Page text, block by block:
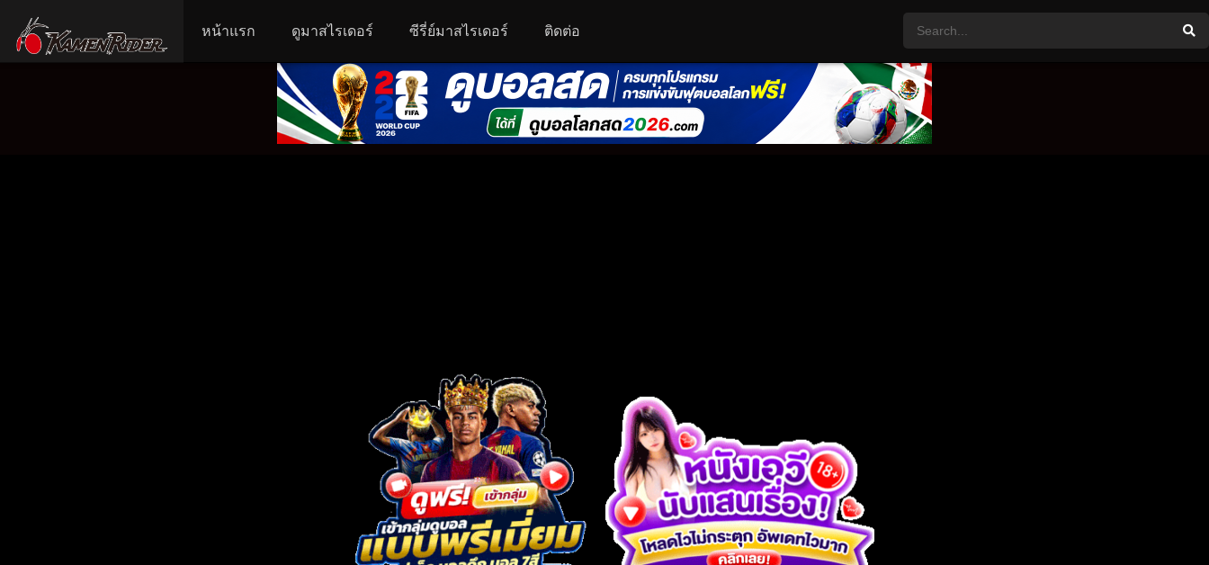
หน้าแรก ดูมาสไรเดอร์ ซีรี่ย์มาสไรเดอร์ ติดต่อ